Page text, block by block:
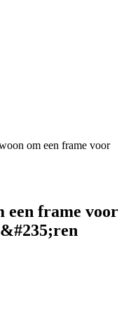
om een frame voor
een frame voor